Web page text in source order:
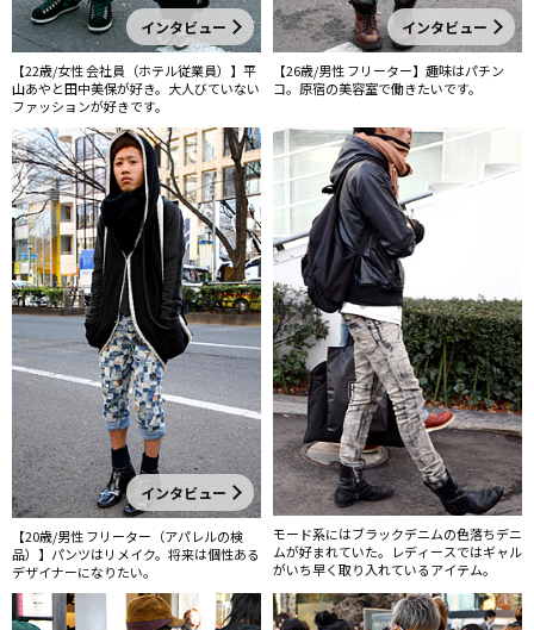
インタビュー
【22歳/女性 会社員（ホテル従業員）】平
山あやと田中美保が好き。大人びていない
ファッションが好きです。
インタビュー
【26歳/男性 フリーター】趣味はパチン
コ。原宿の美容室で働きたいです。
インタビュー
【20歳/男性 フリーター（アパレルの検
品）】パンツはリメイク。将来は個性ある
デザイナーになりたい。
モード系にはブラックデニムの色落ちデニ
ムが好まれていた。レディースではギャル
がいち早く取り入れているアイテム。